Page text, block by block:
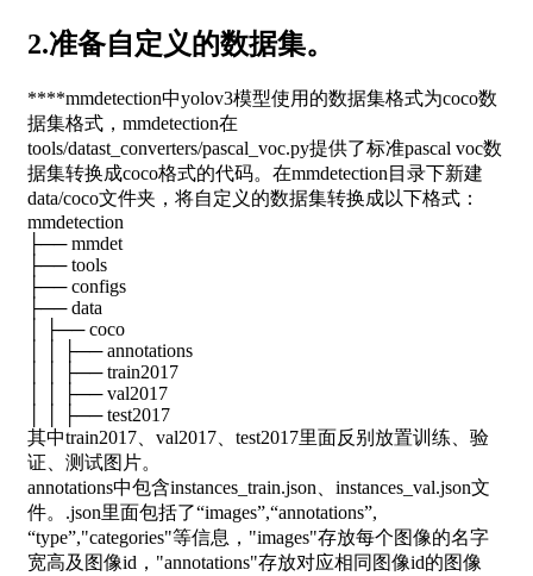
2.准备自定义的数据集。
****mmdetection中yolov3模型使用的数据集格式为coco数
据集格式，mmdetection在
tools/datast_converters/pascal_voc.py提供了标准pascal voc数
据集转换成coco格式的代码。在mmdetection目录下新建
data/coco文件夹，将自定义的数据集转换成以下格式：
mmdetection
├── mmdet
├── tools
├── configs
├── data
│ ├── coco
│ │ ├── annotations
│ │ ├── train2017
│ │ ├── val2017
│ │ ├── test2017
其中train2017、val2017、test2017里面反别放置训练、验
证、测试图片。
annotations中包含instances_train.json、instances_val.json文
件。.json里面包括了“images”,“annotations”,
“type”,"categories"等信息，"images"存放每个图像的名字
宽高及图像id，"annotations"存放对应相同图像id的图像